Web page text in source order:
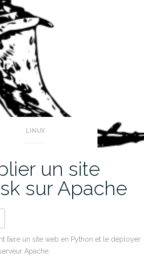
Docker »
LINUX
un site
sur Apache
faire un site web en Python et le déployer
Apache.